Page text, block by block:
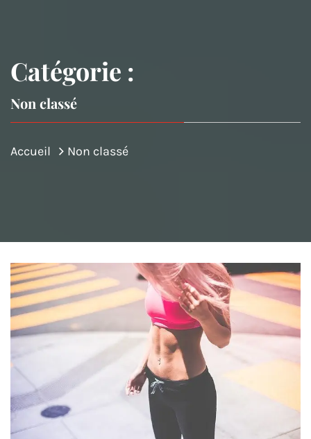
Catégorie :
Non classé
Accueil Non classé